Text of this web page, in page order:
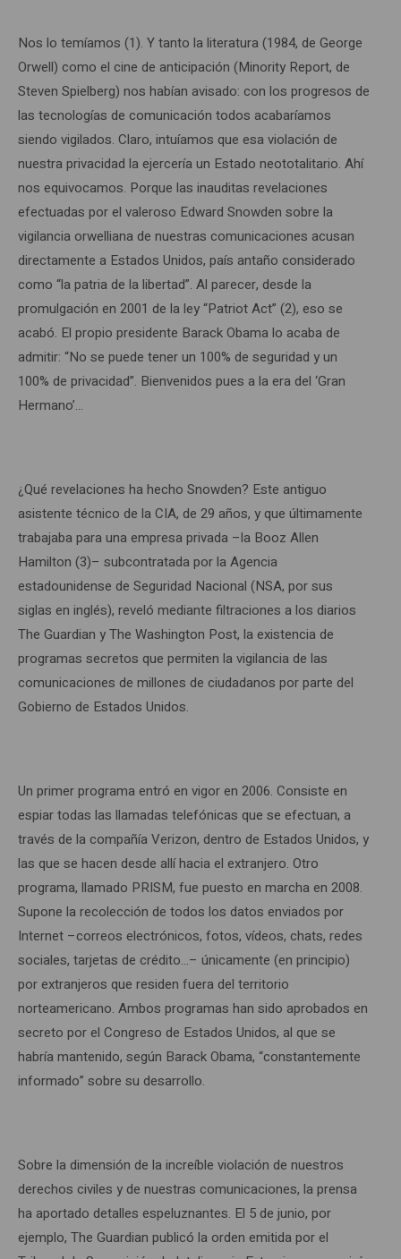
Nos lo temíamos (1). Y tanto la literatura (1984, de George
Orwell) como el cine de anticipación (Minority Report, de
Steven Spielberg) nos habían avisado: con los progresos de
las tecnologías de comunicación todos acabaríamos
siendo vigilados. Claro, intuíamos que esa violación de
nuestra privacidad la ejercería un Estado neototalitario. Ahí
nos equivocamos. Porque las inauditas revelaciones
efectuadas por el valeroso Edward Snowden sobre la
vigilancia orwelliana de nuestras comunicaciones acusan
directamente a Estados Unidos, país antaño considerado
como “la patria de la libertad”. Al parecer, desde la
promulgación en 2001 de la ley “Patriot Act” (2), eso se
acabó. El propio presidente Barack Obama lo acaba de
admitir: “No se puede tener un 100% de seguridad y un
100% de privacidad”. Bienvenidos pues a la era del ‘Gran
Hermano’…
¿Qué revelaciones ha hecho Snowden? Este antiguo
asistente técnico de la CIA, de 29 años, y que últimamente
trabajaba para una empresa privada –la Booz Allen
Hamilton (3)– subcontratada por la Agencia
estadounidense de Seguridad Nacional (NSA, por sus
siglas en inglés), reveló mediante filtraciones a los diarios
The Guardian y The Washington Post, la existencia de
programas secretos que permiten la vigilancia de las
comunicaciones de millones de ciudadanos por parte del
Gobierno de Estados Unidos.
Un primer programa entró en vigor en 2006. Consiste en
espiar todas las llamadas telefónicas que se efectuan, a
través de la compañía Verizon, dentro de Estados Unidos, y
las que se hacen desde allí hacia el extranjero. Otro
programa, llamado PRISM, fue puesto en marcha en 2008.
Supone la recolección de todos los datos enviados por
Internet –correos electrónicos, fotos, vídeos, chats, redes
sociales, tarjetas de crédito…– únicamente (en principio)
por extranjeros que residen fuera del territorio
norteamericano. Ambos programas han sido aprobados en
secreto por el Congreso de Estados Unidos, al que se
habría mantenido, según Barack Obama, “constantemente
informado” sobre su desarrollo.
Sobre la dimensión de la increíble violación de nuestros
derechos civiles y de nuestras comunicaciones, la prensa
ha aportado detalles espeluznantes. El 5 de junio, por
ejemplo, The Guardian publicó la orden emitida por el